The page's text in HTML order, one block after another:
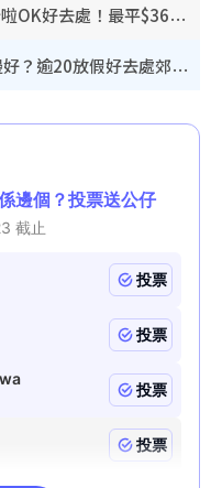
唱K推介2026︱全港13大卡啦OK好去處！最平$36起 日文K都有！(附地址+收費詳情)
假日好去處｜2026放假去邊好？逾20放假好去處郊外/秘景 休閒半日或一日遊